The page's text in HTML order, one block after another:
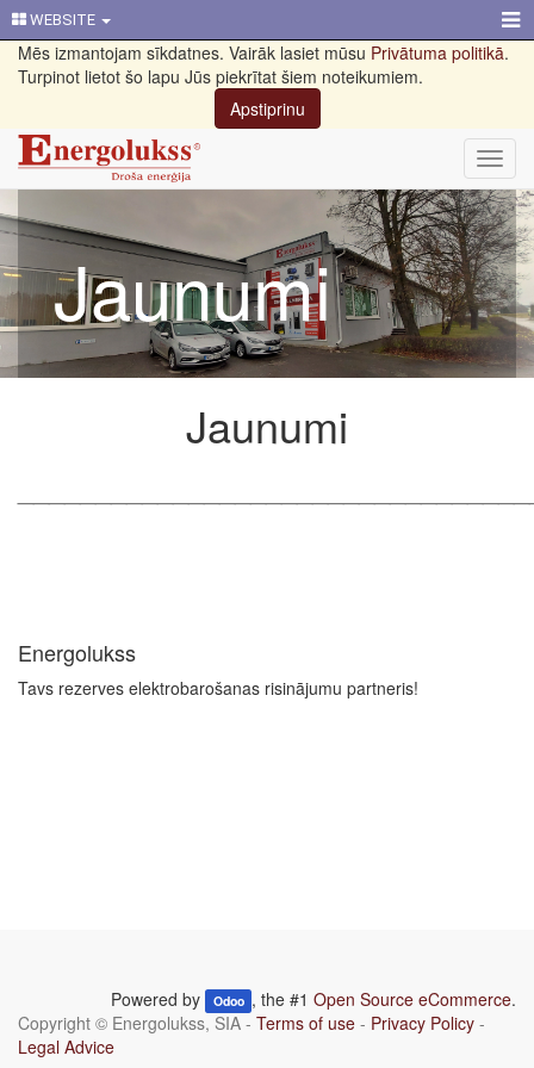
WEBSITE
Mēs izmantojam sīkdatnes. Vairāk lasiet mūsu Privātuma politikā.
Turpinot lietot šo lapu Jūs piekrītat šiem noteikumiem.
Apstiprinu
Jaunumi
Jaunumi
Energolukss
Tavs rezerves elektrobarošanas risinājumu partneris!
Powered by Odoo , the #1 Open Source eCommerce.
Copyright © Energolukss, SIA - Terms of use - Privacy Policy -
Legal Advice